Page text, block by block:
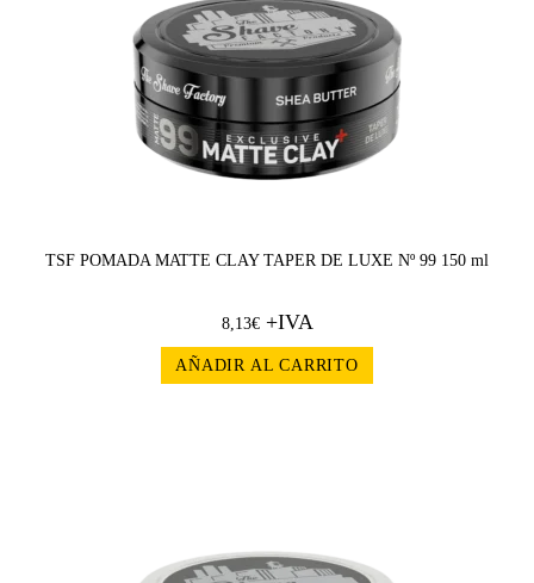
TSF POMADA MATTE CLAY TAPER DE LUXE Nº 99 150 ml
8,13€+IVA
AÑADIR AL CARRITO